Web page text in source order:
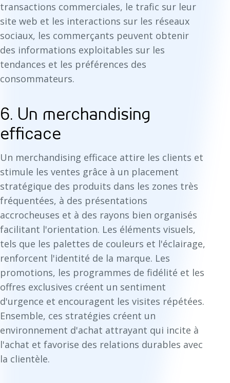
transactions commerciales, le trafic sur leur
site web et les interactions sur les réseaux
sociaux, les commerçants peuvent obtenir
des informations exploitables sur les
tendances et les préférences des
consommateurs.
6. Un merchandising
efficace
Un merchandising efficace attire les clients et
stimule les ventes grâce à un placement
stratégique des produits dans les zones très
fréquentées, à des présentations
accrocheuses et à des rayons bien organisés
facilitant l'orientation. Les éléments visuels,
tels que les palettes de couleurs et l'éclairage,
renforcent l'identité de la marque. Les
promotions, les programmes de fidélité et les
offres exclusives créent un sentiment
d'urgence et encouragent les visites répétées.
Ensemble, ces stratégies créent un
environnement d'achat attrayant qui incite à
l'achat et favorise des relations durables avec
la clientèle.